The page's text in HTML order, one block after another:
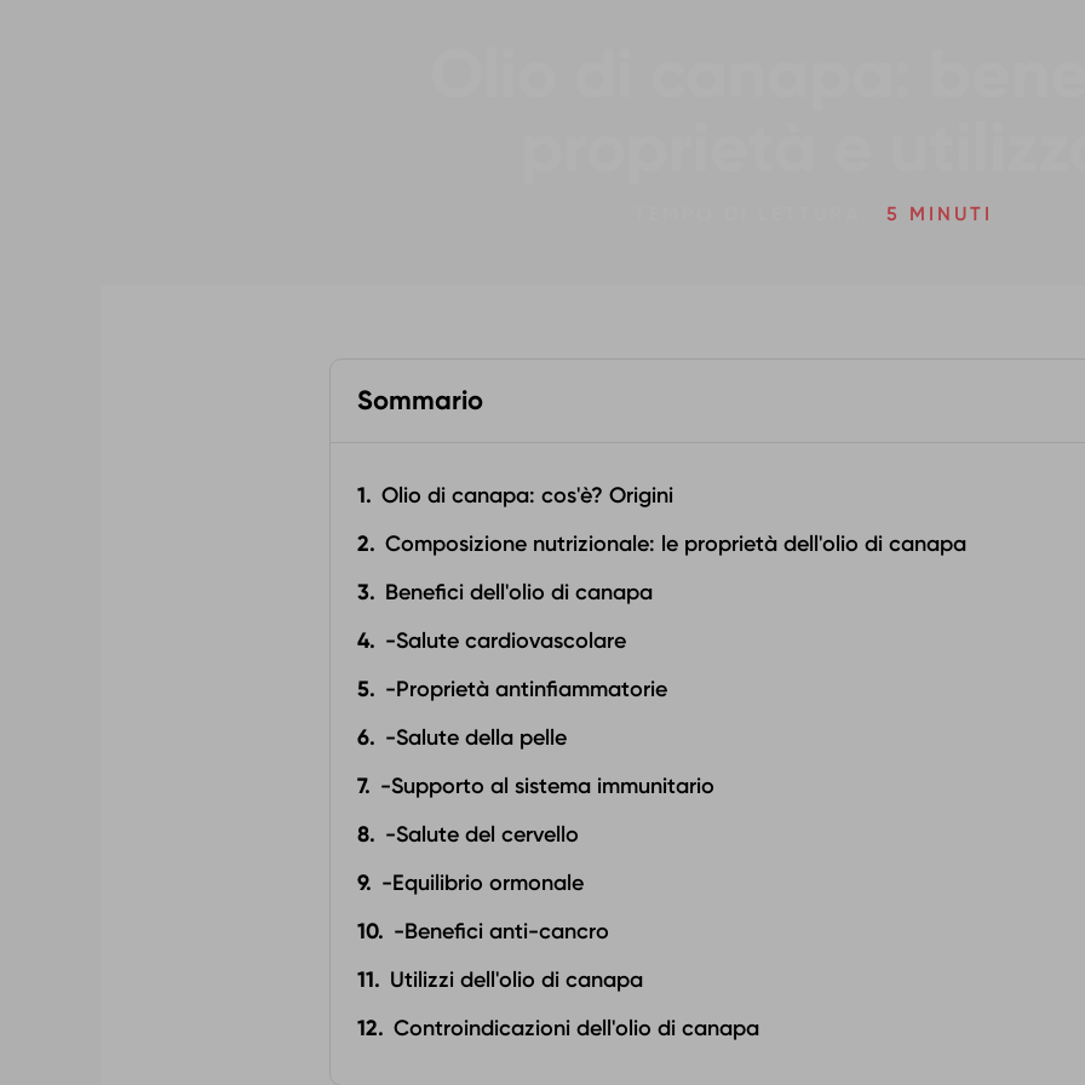
5 MINUTI
Sommario
Olio di canapa: cos'è? Origini
Composizione nutrizionale: le proprietà dell'olio di canapa
Benefici dell'olio di canapa
-Salute cardiovascolare
-Proprietà antinfiammatorie
-Salute della pelle
-Supporto al sistema immunitario
-Salute del cervello
-Equilibrio ormonale
-Benefici anti-cancro
Utilizzi dell'olio di canapa
Controindicazioni dell'olio di canapa